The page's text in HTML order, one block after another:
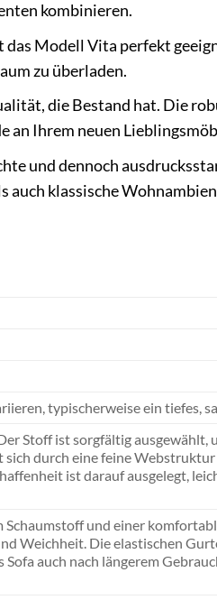
kombinieren.
das Modell Vita perfekt
zu überladen.
die Bestand hat. Die
an Ihrem neuen
und dennoch
auch klassische
typischerweise ein tiefes,
Stoff ist sorgfältig ausgewählt,
durch eine feine
ist darauf ausgelegt,
und einer
Weichheit. Die elastischen
auch nach längerem